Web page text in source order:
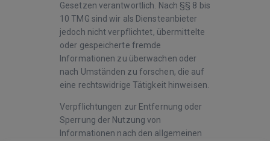
Gesetzen verantwortlich. Nach §§ 8 bis
10 TMG sind wir als Diensteanbieter
jedoch nicht verpflichtet, übermittelte
oder gespeicherte fremde
Informationen zu überwachen oder
nach Umständen zu forschen, die auf
eine rechtswidrige Tätigkeit hinweisen.
Verpflichtungen zur Entfernung oder
Sperrung der Nutzung von
Informationen nach den allgemeinen